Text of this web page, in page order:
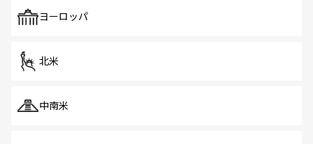
で、ホーカーズは地元の風情を楽しめる外せないスポット
ヨーロッパ
北米
中南米